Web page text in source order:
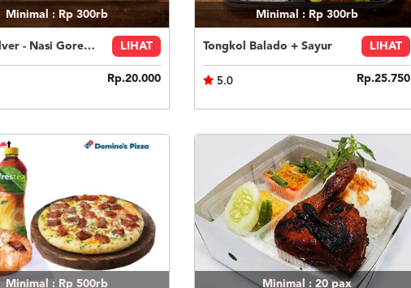
Minimal : Rp 300rb
Paket Silver - Nasi Goreng Nanas Geprek Mozza LIHAT
Rp.20.000
Minimal : Rp 300rb
Tongkol Balado + Sayur LIHAT
5.0 Rp.25.750
Minimal : Rp 500rb Minimal : 20 pax